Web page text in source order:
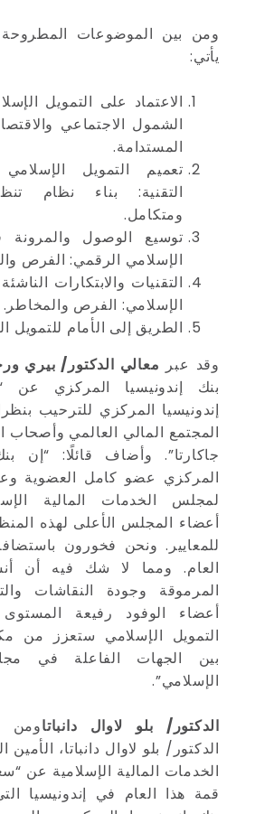
ومن بين الموضوعات
يأتي:
الاعتماد على التمويل
الشمول الاجتماعي
المستدامة.
تعميم التمويل
التقنية: بناء نظام
ومتكامل.
توسيع الوصول والمرونة
الإسلامي الرقمي: الفرص
التقنيات والابتكارات
الإسلامي: الفرص والمخاطر.
الطريق إلى الأمام للتمويل
وقد عبر معالي الدكتور/ بيري
بنك إندونيسيا المركزي عن
إندونيسيا المركزي للترحيب
المجتمع المالي العالمي وأصحاب
جاكارتا”. وأضاف قائلًا: “إن
المركزي عضو كامل العضوية
لمجلس الخدمات المالية
أعضاء المجلس الأعلى لهذه
للمعايير. ونحن فخورون
العام. ومما لا شك فيه أن
المرموقة وجودة النقاشات
أعضاء الوفود رفيعة
التمويل الإسلامي ستعزز من
بين الجهات الفاعلة في
الإسلامي”.
الدكتور/ بلو لاوال دانباتاومن
الدكتور/ بلو لاوال دانباتا،
الخدمات المالية الإسلامية عن
قمة هذا العام في إندونيسيا